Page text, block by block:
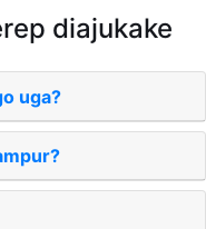
diajukake
uga?